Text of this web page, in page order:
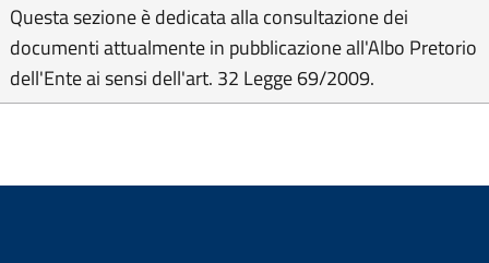
Questa sezione è dedicata alla consultazione dei
documenti attualmente in pubblicazione all'Albo Pretorio
dell'Ente ai sensi dell'art. 32 Legge 69/2009.